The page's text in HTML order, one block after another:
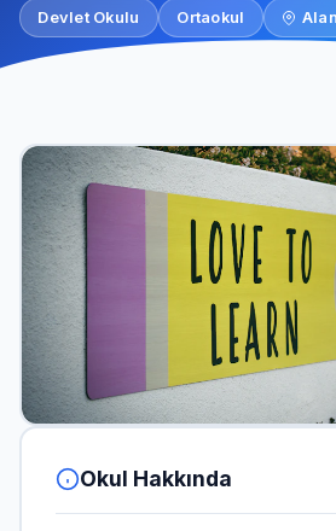
Devlet Okulu Ortaokul
Okul Hakkında